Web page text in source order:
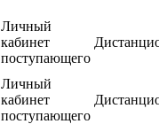
Личный
кабинет
поступающего
Личный
кабинет
поступающего